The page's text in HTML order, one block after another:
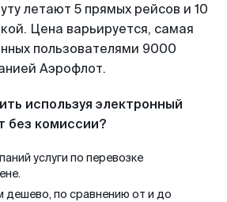
летают 5 прямых рейсов и 10
Цена варьируется, самая
пользователями 9000
Аэрофлот.
используя электронный
без комиссии?
услуги по перевозке
дешево, по сравнению от и до